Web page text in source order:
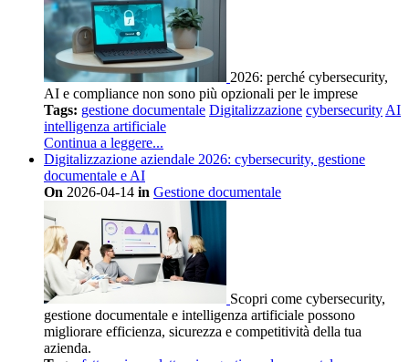
2026: perché cybersecurity,
AI e compliance non sono più opzionali per le imprese
Tags: gestione documentale Digitalizzazione cybersecurity AI
intelligenza artificiale
Continua a leggere...
Digitalizzazione aziendale 2026: cybersecurity, gestione
documentale e AI
On 2026-04-14 in Gestione documentale
Scopri come cybersecurity,
gestione documentale e intelligenza artificiale possono
migliorare efficienza, sicurezza e competitività della tua
azienda.